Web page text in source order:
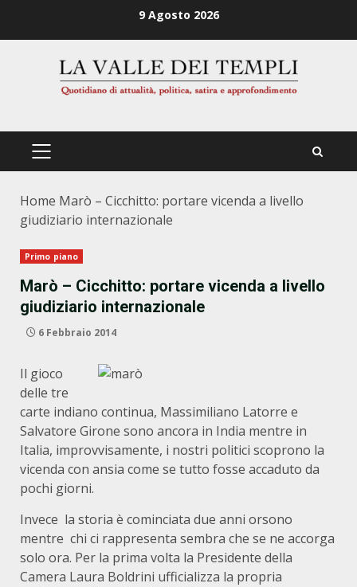
9 Agosto 2026
PRIMÄRES
Home Marò – Cicchitto: portare vicenda a livello
giudiziario internazionale
Primo piano
Marò – Cicchitto: portare vicenda a livello
giudiziario internazionale
6 Febbraio 2014
Il gioco
delle tre
carte indiano continua, Massimiliano Latorre e
Salvatore Girone sono ancora in India mentre in
Italia, improvvisamente, i nostri politici scoprono la
vicenda con ansia come se tutto fosse accaduto da
pochi giorni.
Invece la storia è cominciata due anni orsono
mentre chi ci rappresenta sembra che se ne accorga
solo ora. Per la prima volta la Pre­sidente della
Camera Laura Boldrini ufficializza la propria